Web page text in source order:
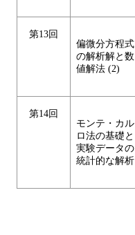
第13回
偏微分方程式
の解析解と数
値解法 (2)
第14回
モンテ・カル
ロ法の基礎と
実験データの
統計的な解析